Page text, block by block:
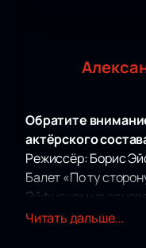
Обратите
актёрского
Режиссёр: Борис
Балет «По ту
Эйфманом на
«Братья
Читать дальше...